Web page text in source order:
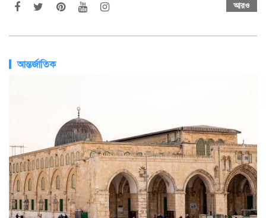
আরও
আন্তর্জাতিক